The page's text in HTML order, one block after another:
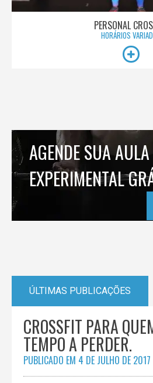
PERSONAL
HORÁRIOS
AGENDE SUA AULA
EXPERIMENTAL
ÚLTIMAS PUBLICAÇÕES
CROSSFIT PARA
TEMPO A PERDER.
PUBLICADO EM 4 DE JULHO DE 2017